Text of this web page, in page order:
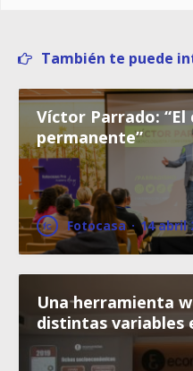
También te puede
Víctor Parrado: “El
permanente”
Fotocasa · 14 abril
Una herramienta
distintas variables